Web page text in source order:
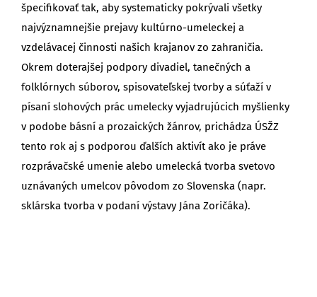
špecifikovať tak, aby systematicky pokrývali všetky
najvýznamnejšie prejavy kultúrno-umeleckej a
vzdelávacej činnosti našich krajanov zo zahraničia.
Okrem doterajšej podpory divadiel, tanečných a
folklórnych súborov, spisovateľskej tvorby a súťaží v
písaní slohových prác umelecky vyjadrujúcich myšlienky
v podobe básní a prozaických žánrov, prichádza ÚSŽZ
tento rok aj s podporou ďalších aktivít ako je práve
rozprávačské umenie alebo umelecká tvorba svetovo
uznávaných umelcov pôvodom zo Slovenska (napr.
sklárska tvorba v podaní výstavy Jána Zoričáka).